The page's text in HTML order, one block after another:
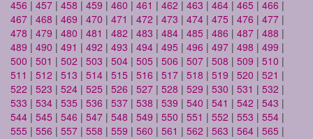
456 | 457 | 458 | 459 | 460 | 461 | 462 | 463 | 464 | 465 | 466 |
467 | 468 | 469 | 470 | 471 | 472 | 473 | 474 | 475 | 476 | 477 |
478 | 479 | 480 | 481 | 482 | 483 | 484 | 485 | 486 | 487 | 488 |
489 | 490 | 491 | 492 | 493 | 494 | 495 | 496 | 497 | 498 | 499 |
500 | 501 | 502 | 503 | 504 | 505 | 506 | 507 | 508 | 509 | 510 |
511 | 512 | 513 | 514 | 515 | 516 | 517 | 518 | 519 | 520 | 521 |
522 | 523 | 524 | 525 | 526 | 527 | 528 | 529 | 530 | 531 | 532 |
533 | 534 | 535 | 536 | 537 | 538 | 539 | 540 | 541 | 542 | 543 |
544 | 545 | 546 | 547 | 548 | 549 | 550 | 551 | 552 | 553 | 554 |
555 | 556 | 557 | 558 | 559 | 560 | 561 | 562 | 563 | 564 | 565 |